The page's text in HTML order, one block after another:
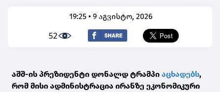
19:25 • 9 აგვისტო, 2026
52
აშშ-ის პრეზიდენტი დონალდ ტრამპი აცხადებს,
რომ მისი ადმინისტრაცია ირანზე ეკონომიკური